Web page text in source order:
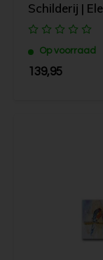
Schilderij |
Op voorraad
139,95